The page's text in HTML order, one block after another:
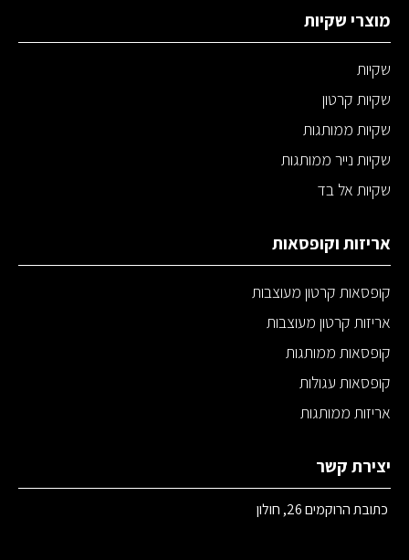
מוצרי שקיות
שקיות
שקיות קרטון
שקיות ממותגות
שקיות נייר ממותגות
שקיות אל בד
אריזות וקופסאות
קופסאות קרטון מעוצבות
אריזות קרטון מעוצבות
קופסאות ממותגות
קופסאות עגולות
אריזות ממותגות
יצירת קשר
כתובת הרוקמים 26, חולון